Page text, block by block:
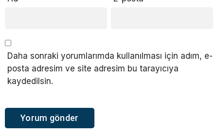
Daha sonraki yorumlarımda kullanılması için adım, e-
posta adresim ve site adresim bu tarayıcıya
kaydedilsin.